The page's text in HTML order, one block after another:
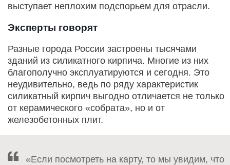
выступает неплохим подспорьем для отрасли.
Эксперты говорят
Разные города России застроены тысячами
зданий из силикатного кирпича. Многие из них
благополучно эксплуатируются и сегодня. Это
неудивительно, ведь по ряду характеристик
силикатный кирпич выгодно отличается не только
от керамического «собрата», но и от
железобетонных плит.
«Если посмотреть на карту, то мы увидим, что